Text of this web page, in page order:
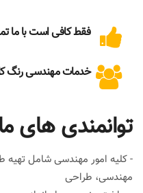
فقط کافی است با ما
خدمات مهندسی رنگ
توانمندی های ما
- کلیه امور مهندسی شامل
مهندسی، طراحی